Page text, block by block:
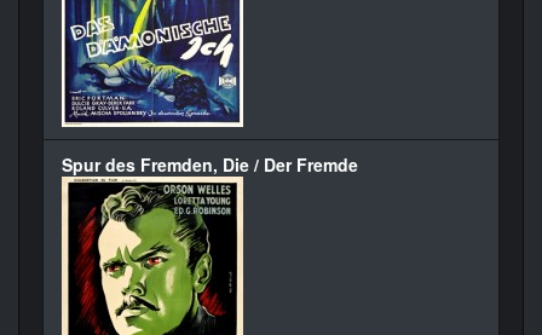
Spur des Fremden, Die / Der Fremde